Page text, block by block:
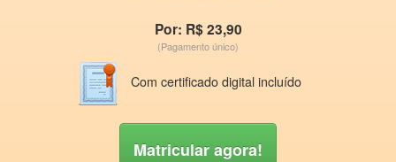
Por: R$ 23,90
(Pagamento único)
Com certificado digital incluído
Matricular agora!